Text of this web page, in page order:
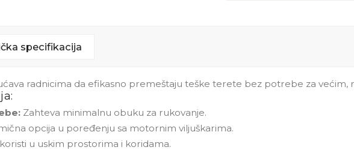
specifikacija
radnicima da efikasno premeštaju teške terete bez potrebe za većim,
Zahteva minimalnu obuku za rukovanje.
opcija u poređenju sa motornim viljuškarima.
u uskim prostorima i koridama.